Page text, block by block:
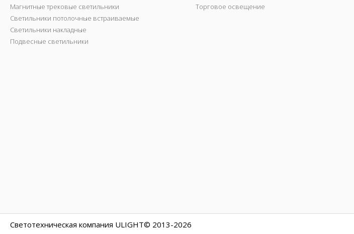
Магнитные трековые светильники
Светильники потолочные встраиваемые
Светильники накладные
Подвесные светильники
Торговое освещение
Светотехническая компания ULIGHT© 2013-2026